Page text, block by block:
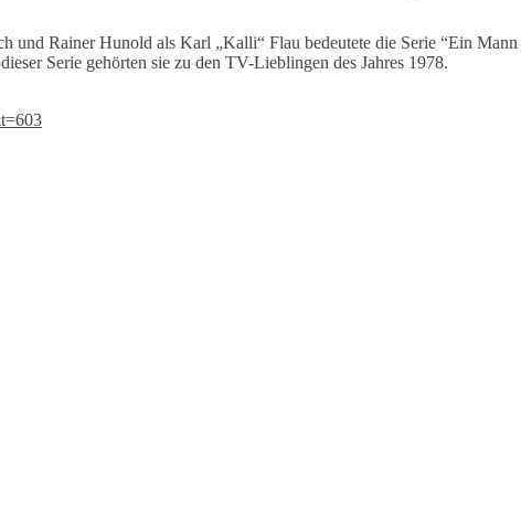
und Rainer Hunold als Karl „Kalli“ Flau bedeutete die Serie “Ein
Serie gehörten sie zu den TV-Lieblingen des Jahres 1978.